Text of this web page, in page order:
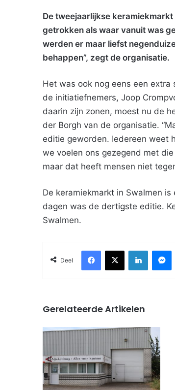
De tweejaarlijkse
getrokken als waar vanuit was
werden er maar liefst
behappen”, zegt de organisatie.
Het was ook nog eens een
de initiatiefnemers, Joop
daarin zijn zonen, moest nu de
der Borgh van de organisatie.
editie geworden. Iedereen weet
we voelen ons gezegend met
maar dat heeft mensen niet
De keramiekmarkt in Swalmen
dagen was de dertigste editie.
Swalmen.
Deel
Facebook
X LinkedIn
Gerelateerde Artikelen